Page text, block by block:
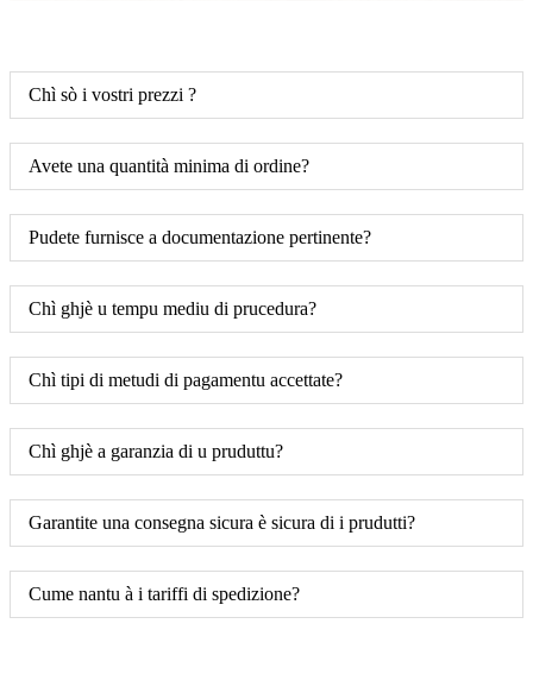
Chì sò i vostri prezzi ?
Avete una quantità minima di ordine?
Pudete furnisce a documentazione pertinente?
Chì ghjè u tempu mediu di prucedura?
Chì tipi di metudi di pagamentu accettate?
Chì ghjè a garanzia di u pruduttu?
Garantite una consegna sicura è sicura di i prudutti?
Cume nantu à i tariffi di spedizione?